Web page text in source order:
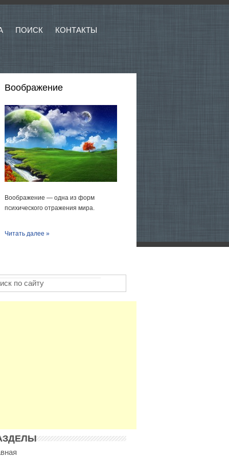
ПОИСК КОНТАКТЫ
Воображение
Воображение — одна из форм
психического отражения мира.
Читать далее »